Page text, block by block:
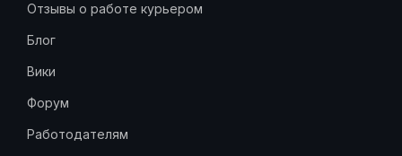
Отзывы о работе курьером
Блог
Вики
Форум
Работодателям